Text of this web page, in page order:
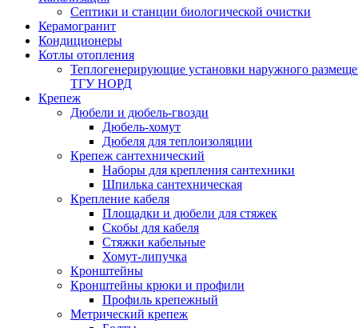
Септики и станции биологической очистки
Керамогранит
Кондиционеры
Котлы отопления
Теплогенерирующие установки наружного
ТГУ НОРД
Крепеж
Дюбели и дюбель-гвозди
Дюбель-хомут
Дюбеля для теплоизоляции
Крепеж сантехнический
Наборы для крепления сантехники
Шпилька сантехническая
Крепление кабеля
Площадки и дюбели для стяжек
Скобы для кабеля
Стяжки кабельные
Хомут-липучка
Кронштейны
Кронштейны крюки и профили
Профиль крепежный
Метрический крепеж